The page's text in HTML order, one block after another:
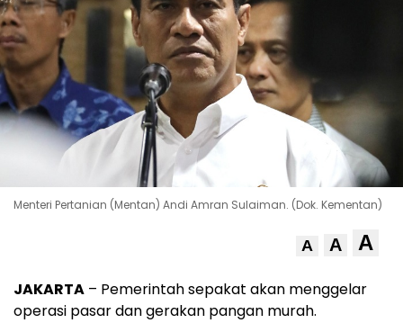
Menteri Pertanian (Mentan) Andi Amran Sulaiman. (Dok. Kementan)
A A A
JAKARTA – Pemerintah sepakat akan menggelar
operasi pasar dan gerakan pangan murah.